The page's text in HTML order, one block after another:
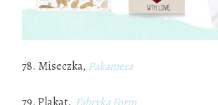
78. Miseczka, Pakamera